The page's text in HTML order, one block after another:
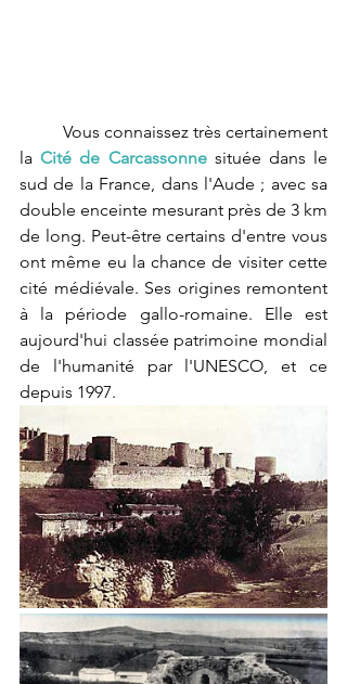
la Cité de Carcassonne située dans le
sud de la France, dans l'Aude ; avec sa
double enceinte mesurant près de 3 km
de long. Peut-être certains d'entre vous
ont même eu la chance de visiter cette
cité médiévale. Ses origines remontent
à la période gallo-romaine. Elle est
aujourd'hui classée patrimoine mondial
de l'humanité par l'UNESCO, et ce
depuis 1997.